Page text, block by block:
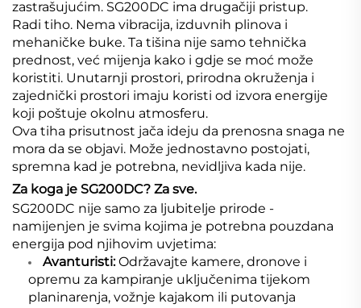
zastrašujućim. SG200DC ima drugačiji pristup.
Radi tiho. Nema vibracija, izduvnih plinova i
mehaničke buke. Ta tišina nije samo tehnička
prednost, već mijenja kako i gdje se moć može
koristiti. Unutarnji prostori, prirodna okruženja i
zajednički prostori imaju koristi od izvora energije
koji poštuje okolnu atmosferu.
Ova tiha prisutnost jača ideju da prenosna snaga ne
mora da se objavi. Može jednostavno postojati,
spremna kad je potrebna, nevidljiva kada nije.
Za koga je SG200DC? Za sve.
SG200DC nije samo za ljubitelje prirode -
namijenjen je svima kojima je potrebna pouzdana
energija pod njihovim uvjetima:
Avanturisti:Održavajte kamere, dronove i
opremu za kampiranje uključenima tijekom
planinarenja, vožnje kajakom ili putovanja